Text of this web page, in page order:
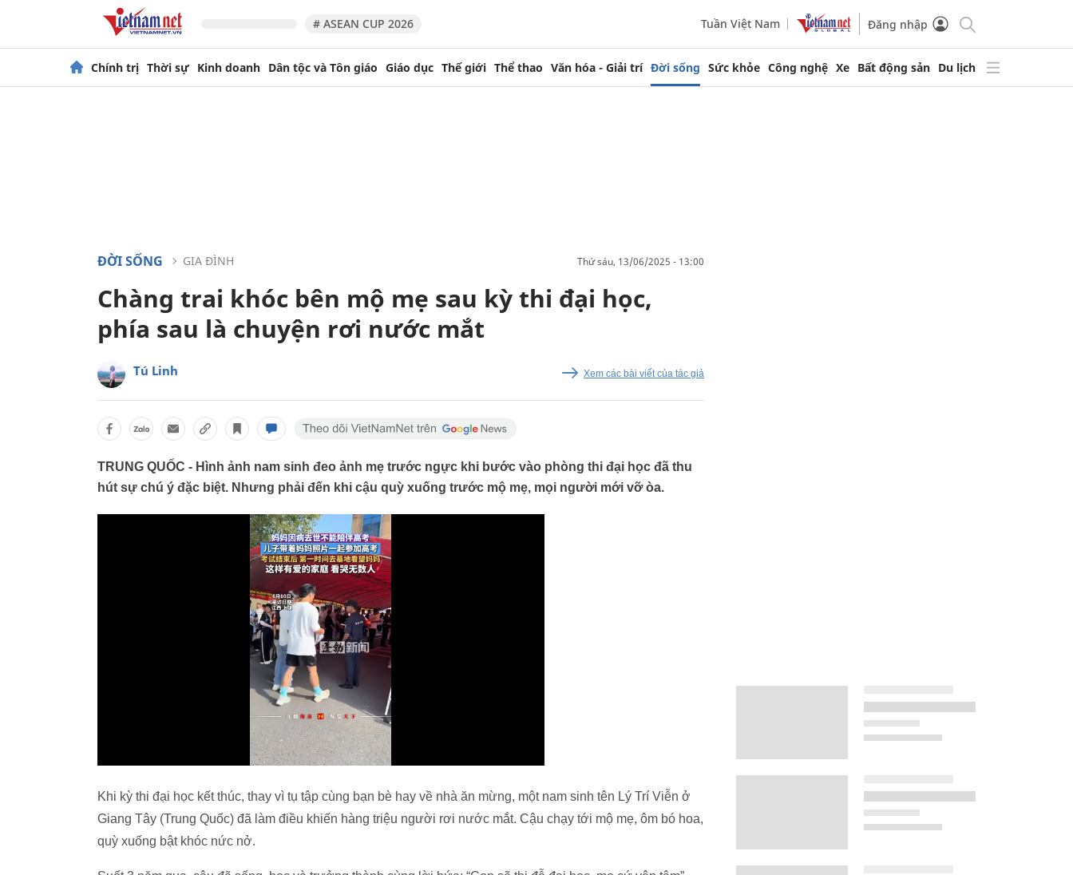
# ASEAN CUP 2026 Tuần Việt Nam Đăng nhập
Chính trị Thời sự Kinh doanh Dân tộc và Tôn giáo Giáo dục Thế giới Thể thao Văn hóa - Giải trí Đời sống Sức khỏe Công nghệ Xe Bất động sản Du lịch
ĐỜI SỐNG GIA ĐÌNH thứ sáu, 13/06/2025 - 13:00
Chàng trai khóc bên mộ mẹ sau kỳ thi đại học,
phía sau là chuyện rơi nước mắt
Tú Linh Xem các bài viết của tác giả
TRUNG QUỐC - Hình ảnh nam sinh đeo ảnh mẹ trước ngực khi bước vào phòng thi đại học đã thu
hút sự chú ý đặc biệt. Nhưng phải đến khi cậu quỳ xuống trước mộ mẹ, mọi người mới vỡ òa.
Khi kỳ thi đại học kết thúc, thay vì tụ tập cùng bạn bè hay về nhà ăn mừng, một nam sinh tên Lý Trí Viễn ở
Giang Tây (Trung Quốc) đã làm điều khiến hàng triệu người rơi nước mắt. Cậu chạy tới mộ mẹ, ôm bó hoa,
quỳ xuống bật khóc nức nở.